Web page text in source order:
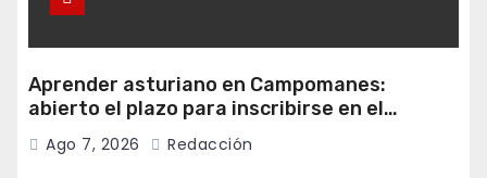
Aprender asturiano en Campomanes:
abierto el plazo para inscribirse en el
programa Falamos
Ago 7, 2026 Redacción